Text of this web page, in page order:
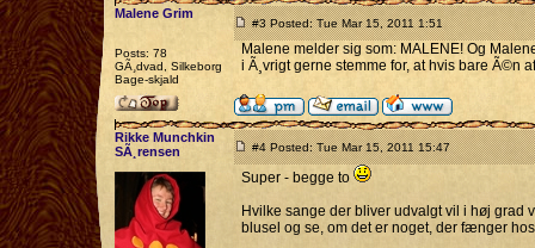
Malene Grim
Posts: 78
GÃ¸dvad, Silkeborg
Bage-skjald
#3 Posted: Tue Mar 15, 2011 1:51
Malene melder sig som: MALENE! Og
i Ã¸vrigt gerne stemme for, at hvis bare Ã©n
Rikke Munchkin
SÃ¸rensen
#4 Posted: Tue Mar 15, 2011 15:47
Super - begge to
Hvilke sange der bliver udvalgt vil i høj grad
blusel og se, om det er noget, der fænger